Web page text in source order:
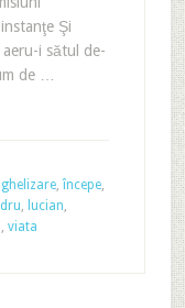
Şi
i sătul de-
de …
,începe,
, lucian,
, viata